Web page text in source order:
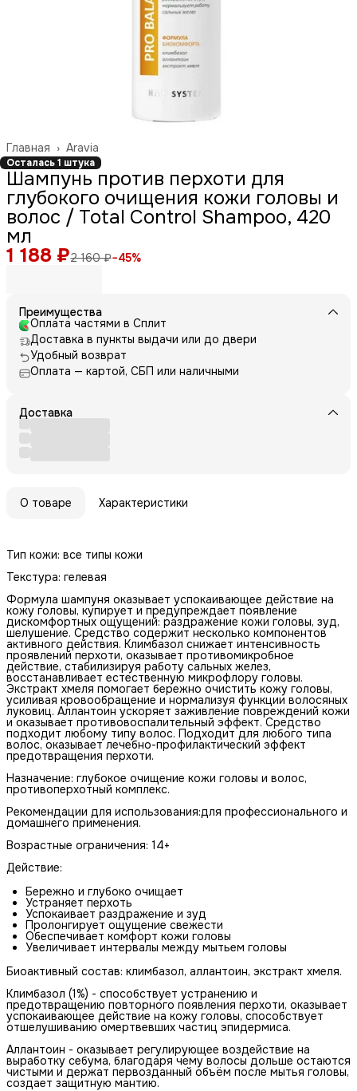
Aravia
Главная ›
Осталась 1 штука
Шампунь против перхоти для
глубокого очищения кожи головы и
волос / Total Control Shampoo, 420
мл
1 188 ₽2 160 ₽−45%
Преимущества
Оплата частями в Сплит
Доставка в пункты выдачи или до двери
Удобный возврат
Оплата — картой, СБП или наличными
Доставка
О товаре Характеристики
Тип кожи: все типы кожи
Текстура: гелевая
Формула шампуня оказывает успокаивающее действие на
кожу головы, купирует и предупреждает появление
дискомфортных ощущений: раздражение кожи головы, зуд,
шелушение. Средство содержит несколько компонентов
активного действия. Климбазол снижает интенсивность
проявлений перхоти, оказывает противомикробное
действие, стабилизируя работу сальных желез,
восстанавливает естественную микрофлору головы.
Экстракт хмеля помогает бережно очистить кожу головы,
усиливая кровообращение и нормализуя функции волосяных
луковиц. Аллантоин ускоряет заживление повреждений кожи
и оказывает противовоспалительный эффект. Средство
подходит любому типу волос. Подходит для любого типа
волос, оказывает лечебно-профилактический эффект
предотвращения перхоти.
Назначение: глубокое очищение кожи головы и волос,
противоперхотный комплекс.
Рекомендации для использования:для профессионального и
домашнего применения.
Возрастные ограничения: 14+
Действие:
Бережно и глубоко очищает
Устраняет перхоть
Успокаивает раздражение и зуд
Пролонгирует ощущение свежести
Обеспечивает комфорт кожи головы
Увеличивает интервалы между мытьем головы
Биоактивный состав: климбазол, аллантоин, экстракт хмеля.
Климбазол (1%) - способствует устранению и
предотвращению повторного появления перхоти, оказывает
успокаивающее действие на кожу головы, способствует
отшелушиванию омертвевших частиц эпидермиса.
Аллантоин - оказывает регулирующее воздействие на
выработку себума, благодаря чему волосы дольше остаются
чистыми и держат первозданный объём после мытья головы,
создает защитную мантию.